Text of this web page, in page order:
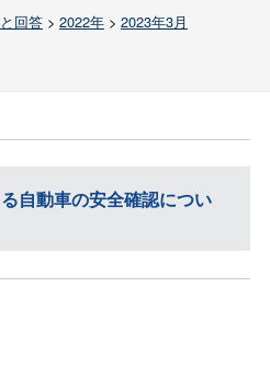
回答> 2022年> 2023年3月
自動車の安全確認につい